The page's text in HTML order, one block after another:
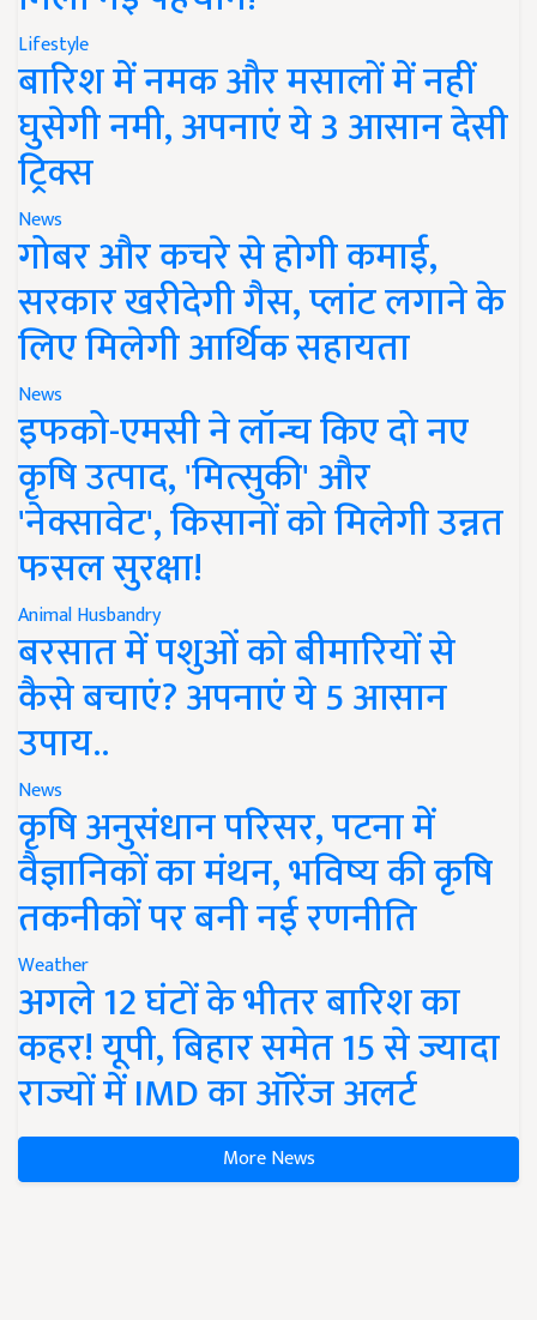
Lifestyle
बारिश में नमक और मसालों में नहीं
घुसेगी नमी, अपनाएं ये 3 आसान देसी
ट्रिक्स
News
गोबर और कचरे से होगी कमाई,
सरकार खरीदेगी गैस, प्लांट लगाने के
लिए मिलेगी आर्थिक सहायता
News
इफको-एमसी ने लॉन्च किए दो नए
कृषि उत्पाद, 'मित्सुकी' और
'नेक्सावेट', किसानों को मिलेगी उन्नत
फसल सुरक्षा!
Animal Husbandry
बरसात में पशुओं को बीमारियों से
कैसे बचाएं? अपनाएं ये 5 आसान
उपाय..
News
कृषि अनुसंधान परिसर, पटना में
वैज्ञानिकों का मंथन, भविष्य की कृषि
तकनीकों पर बनी नई रणनीति
Weather
अगले 12 घंटों के भीतर बारिश का
कहर! यूपी, बिहार समेत 15 से ज्यादा
राज्यों में IMD का ऑरेंज अलर्ट
More News